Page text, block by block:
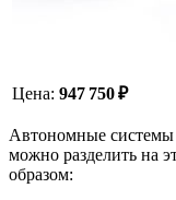
Цена: 947 750 ₽
Автономные системы
можно разделить на
образом: